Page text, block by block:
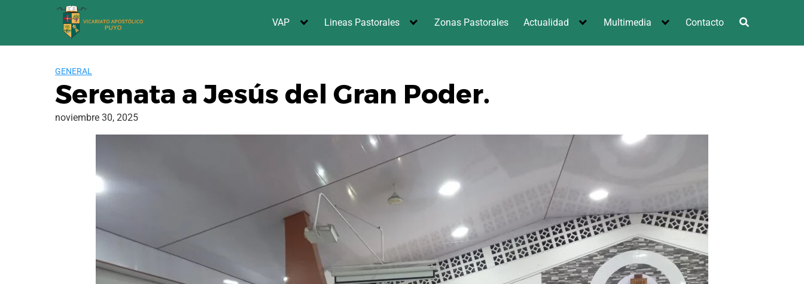
VAP Lineas Pastorales Zonas Pastorales Actualidad Multimedia Contacto
GENERAL
Serenata a Jesús del Gran Poder.
noviembre 30, 2025